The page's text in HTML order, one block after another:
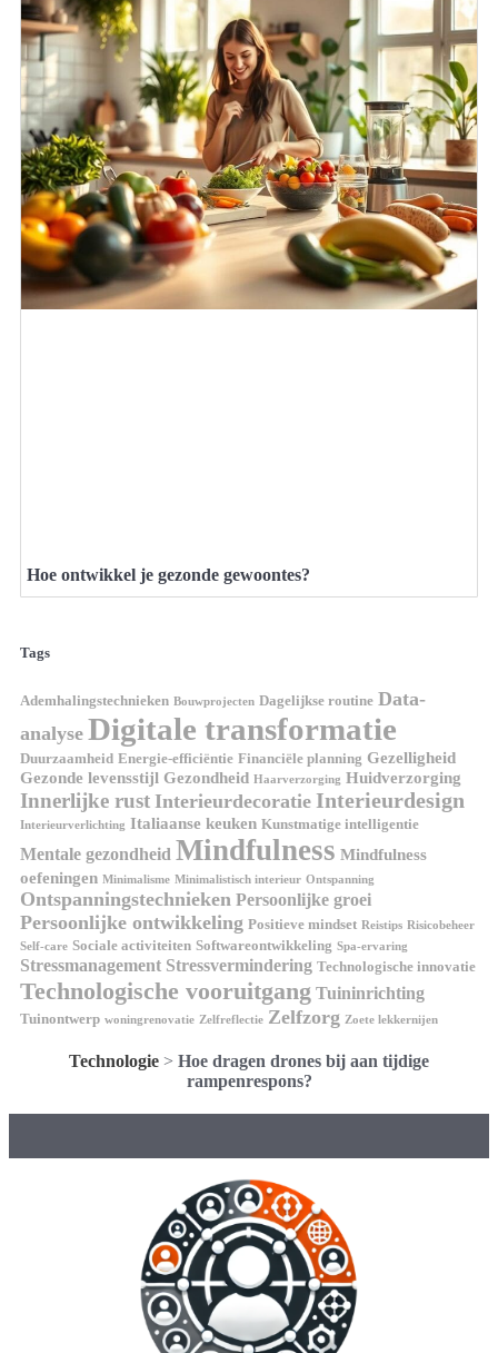
Hoe ontwikkel je gezonde gewoontes?
Tags
Ademhalingstechnieken Bouwprojecten Dagelijkse routine Data-
analyse Digitale transformatie
Duurzaamheid Energie-efficiëntie Financiële planning Gezelligheid
Gezonde levensstijl Gezondheid Haarverzorging Huidverzorging
Innerlijke rust Interieurdecoratie Interieurdesign
Interieurverlichting Italiaanse keuken Kunstmatige intelligentie
Mentale gezondheid Mindfulness Mindfulness
oefeningen Minimalisme Minimalistisch interieur Ontspanning
Ontspanningstechnieken Persoonlijke groei
Persoonlijke ontwikkeling Positieve mindset Reistips Risicobeheer
Self-care Sociale activiteiten Softwareontwikkeling Spa-ervaring
Stressmanagement Stressvermindering Technologische innovatie
Technologische vooruitgang Tuininrichting
Tuinontwerp woningrenovatie Zelfreflectie Zelfzorg Zoete lekkernijen
Technologie > Hoe dragen drones bij aan tijdige
rampenrespons?